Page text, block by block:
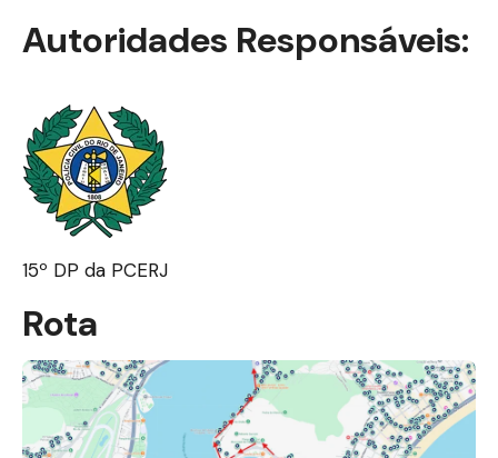
Autoridades Responsáveis:
15º DP da PCERJ
Rota